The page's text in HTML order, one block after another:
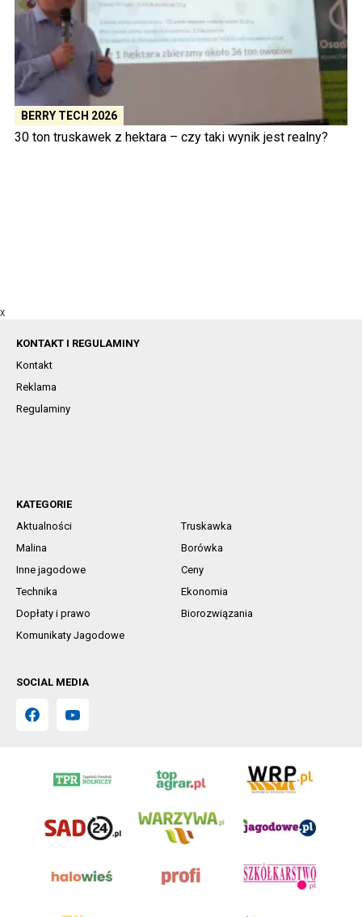
BERRY TECH 2026
30 ton truskawek z hektara – czy taki wynik jest realny?
X
KONTAKT I REGULAMINY
Kontakt
Reklama
Regulaminy
KATEGORIE
Aktualności
Truskawka
Malina
Borówka
Inne jagodowe
Ceny
Technika
Ekonomia
Dopłaty i prawo
Biorozwiązania
Komunikaty Jagodowe
SOCIAL MEDIA